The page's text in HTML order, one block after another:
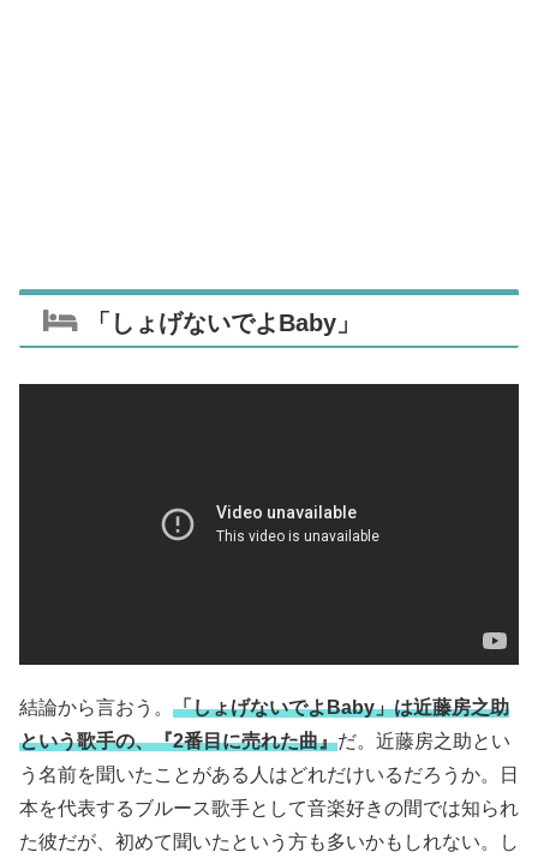
「しょげないでよBaby」
結論から言おう。 「しょげないでよBaby」は近藤房之助
という歌手の、『2番目に売れた曲』だ。近藤房之助とい
う名前を聞いたことがある人はどれだけいるだろうか。日
本を代表するブルース歌手として音楽好きの間では知られ
た彼だが、初めて聞いたという方も多いかもしれない。し